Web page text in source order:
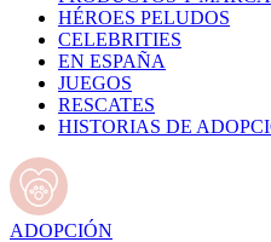
HÉROES PELUDOS
CELEBRITIES
EN ESPAÑA
JUEGOS
RESCATES
HISTORIAS DE
ADOPCIÓN